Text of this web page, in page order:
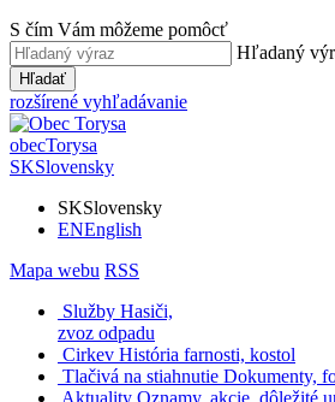
S čím Vám môžeme pomôcť
Hľadaný
Hľadať
rozšírené vyhľadávanie
obecTorysa
SKSlovensky
SKSlovensky
ENEnglish
Mapa webu RSS
Služby Hasiči,
zvoz odpadu
Cirkev História farnosti, kostol
Tlačivá na stiahnutie Dokumenty,
Aktuality Oznamy, akcie, dôležité